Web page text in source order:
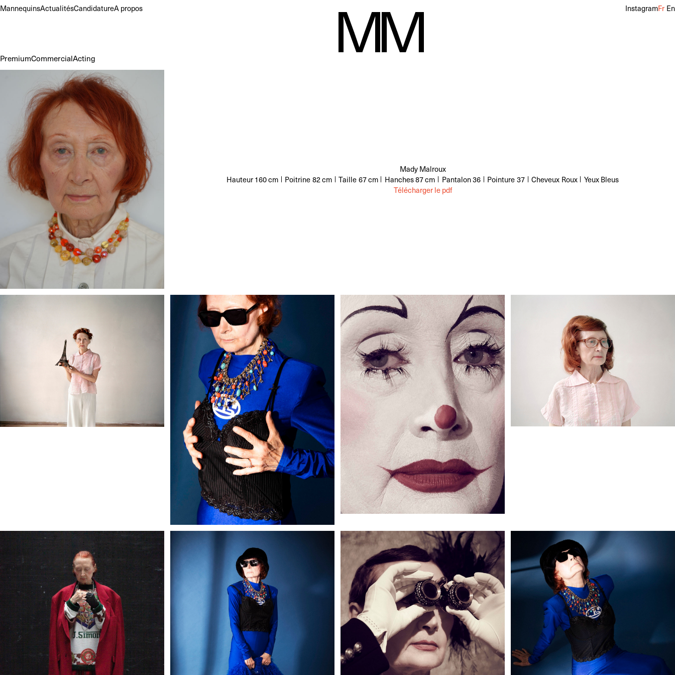
MannequinsActualitésCandidatureA propos InstagramFr En
PremiumCommercialActing
Mady Malroux
Hauteur160 cm Poitrine82 cm Taille67 cm Hanches87 cm Pantalon36 Pointure37 Cheveux Roux YeuxBleus
Télécharger le pdf